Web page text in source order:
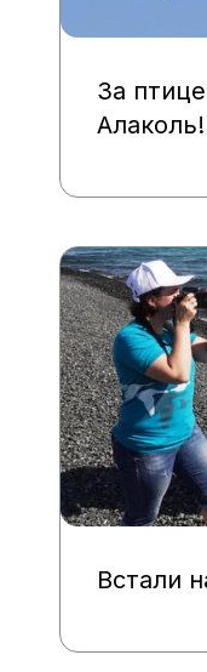
За
Алаколь!
Встали